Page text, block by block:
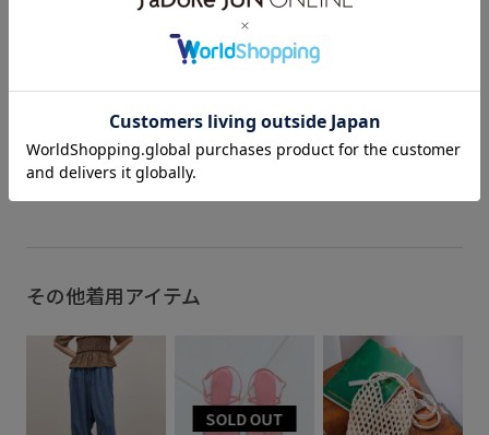
まるカットワークジップブルゾン
が施された素材で梅雨の時期にも
ブルゾン ¥22,000(税込)
(01)、ホワイト(10) Size：F 店
売中 STAFF adam__hiro 157㎝
__ adametrope jadorejunonline
#adametrope #adam26ss
スタイルアップ タフタ タフタ素材 チュニック
チュニック丈 ドロップショルダー
ノーカラージャケット バランスが取りやすい パンツ
刺繍がポイント 夏の機能素材アイテム
もっと見る
その他着用アイテム